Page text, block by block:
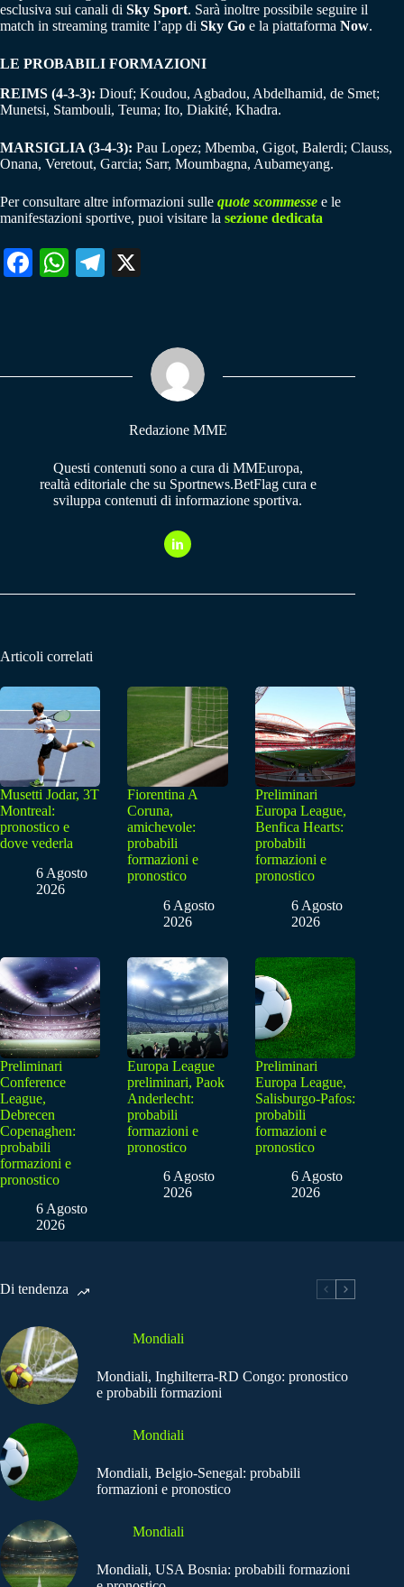
esclusiva sui canali di Sky Sport. Sarà inoltre possibile seguire il
match in streaming tramite l’app di Sky Go e la piattaforma Now.
LE PROBABILI FORMAZIONI
REIMS (4-3-3): Diouf; Koudou, Agbadou, Abdelhamid, de Smet;
Munetsi, Stambouli, Teuma; Ito, Diakité, Khadra.
MARSIGLIA (3-4-3): Pau Lopez; Mbemba, Gigot, Balerdi; Clauss,
Onana, Veretout, Garcia; Sarr, Moumbagna, Aubameyang.
Per consultare altre informazioni sulle quote scommesse e le
manifestazioni sportive, puoi visitare la sezione dedicata
Fa W
pp
Te
m
Redazione MME
Questi contenuti sono a cura di MMEuropa,
realtà editoriale che su Sportnews.BetFlag cura e
sviluppa contenuti di informazione sportiva.
Articoli correlati
Musetti Jodar, 3T
Montreal:
pronostico e
dove vederla
6 Agosto
2026
Fiorentina A
Coruna,
amichevole:
probabili
formazioni e
pronostico
6 Agosto
2026
Preliminari
Europa League,
Benfica Hearts:
probabili
formazioni e
pronostico
6 Agosto
2026
Preliminari
Conference
League,
Debrecen
Copenaghen:
probabili
formazioni e
pronostico
6 Agosto
2026
Europa League
preliminari, Paok
Anderlecht:
probabili
formazioni e
pronostico
6 Agosto
2026
Preliminari
Europa League,
Salisburgo-Pafos:
probabili
formazioni e
pronostico
6 Agosto
2026
Di tendenza
Mondiali
Mondiali, Inghilterra-RD Congo: pronostico
e probabili formazioni
Mondiali
Mondiali, Belgio-Senegal: probabili
formazioni e pronostico
Mondiali
Mondiali, USA Bosnia: probabili formazioni